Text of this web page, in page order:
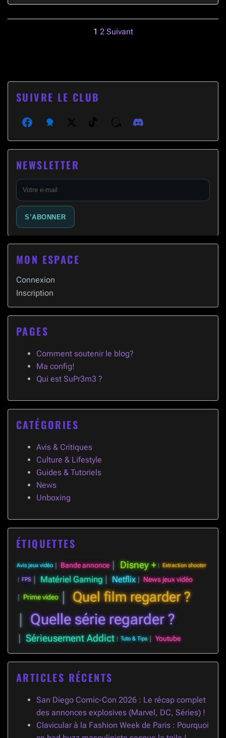
1 2 Suivant
SUIVRE LE CLUB
FacebookBlueskyX (Twitter)TikTokThreadsDiscord
NEWSLETTER
E-
mail
S’ABONNER
MON ESPACE
Connexion
Inscription
PAGES
Comment soutenir le blog?
Ma config!
Qui est SuPr3m3 ?
CATÉGORIES
Avis & Critiques
Culture & Lifestyle
Guides & Tutoriels
News
Unboxing
ÉTIQUETTES
Avis jeux vidéo Bande annonce Disney + Extraction shooter
FPS Matériel Gaming Netflix News jeux vidéo
Prime video Quel film regarder ?
Quelle série regarder ?
Sérieusement Addict Tuto & Tips Youtube
ARTICLES RÉCENTS
San Diego Comic-Con 2026 : Le récap complet
des annonces explosives (Marvel, DC, Séries) !
Clavicular à la Fashion Week de Paris : Pourquoi